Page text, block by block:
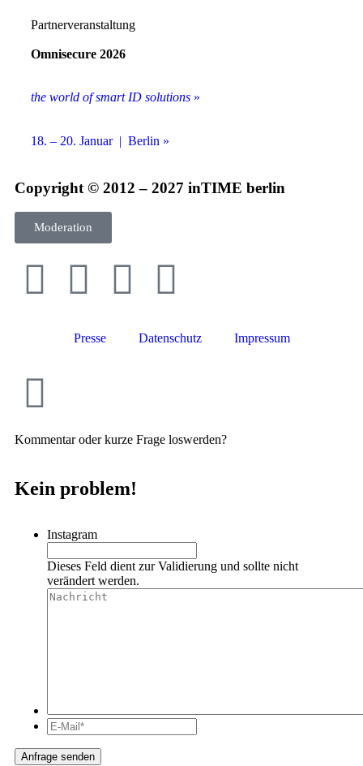
Partnerveranstaltung
Omnisecure 2026
the world of smart ID solutions »
18. – 20. Januar | Berlin »
Copyright © 2012 – 2027 inTIME berlin
Moderation
Presse Datenschutz Impressum
Kommentar oder kurze Frage loswerden?
Kein problem!
Instagram
Dieses Feld dient zur Validierung und sollte nicht
verändert werden.